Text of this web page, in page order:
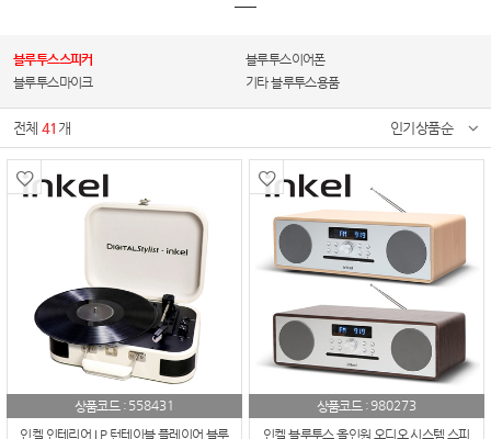
블루투스스피커
블루투스이어폰
블루투스마이크
기타 블루투스용품
전체41 개 인기상품순
상품코드 : 558431
인켈 인테리어 LP 턴테이블 플레이어 블루
상품코드 :980273
인켈 블루투스 올인원 오디오 시스템 스피